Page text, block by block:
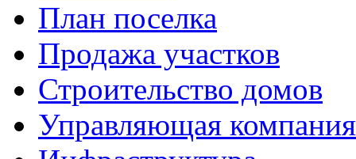
План поселка
Продажа участков
Строительство домов
Управляющая компания